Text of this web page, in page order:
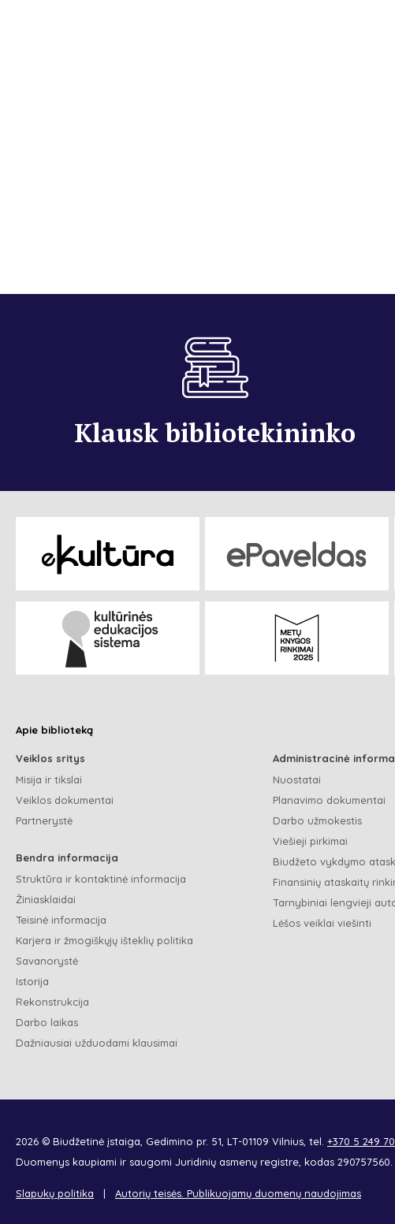
Klausk bibliotekininko
Apie biblioteką
Veiklos sritys
Misija ir tikslai
Veiklos dokumentai
Partnerystė
Bendra informacija
Struktūra ir kontaktinė informacija
Žiniasklaidai
Teisinė informacija
Karjera ir žmogiškųjų išteklių politika
Savanorystė
Istorija
Rekonstrukcija
Darbo laikas
Dažniausiai užduodami klausimai
Administracinė
Nuostatai
Planavimo dokumentai
Darbo užmokestis
Viešieji pirkimai
Biudžeto vykdymo
Finansinių ataskaitų
Tarnybiniai lengvieji
Lėšos veiklai viešinti
2026 © Biudžetinė įstaiga, Gedimino pr. 51, LT-01109 Vilnius, tel. +370 5 249
Duomenys kaupiami ir saugomi Juridinių asmenų registre, kodas 290757560.
Slapukų politika Autorių teisės. Publikuojamų duomenų naudojimas